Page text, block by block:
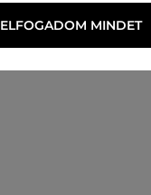
ELFOGADOM MINDET